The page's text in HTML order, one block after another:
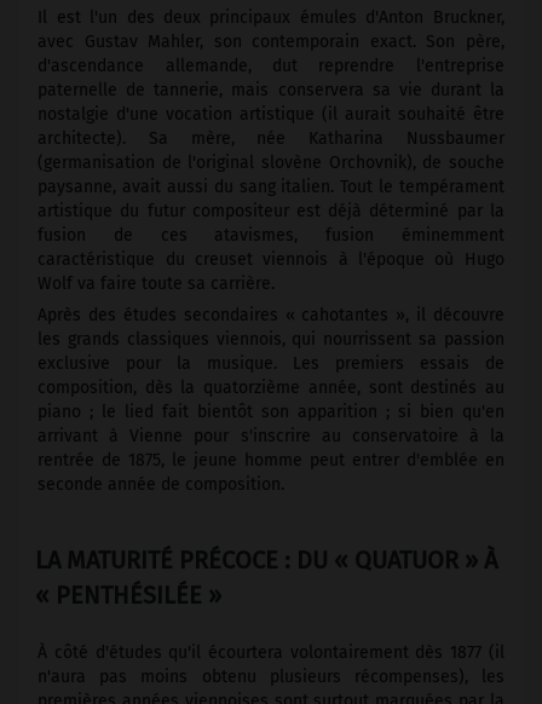
Il est l'un des deux principaux émules d'Anton Bruckner,
avec Gustav Mahler, son contemporain exact. Son père,
d'ascendance allemande, dut reprendre l'entreprise
paternelle de tannerie, mais conservera sa vie durant la
nostalgie d'une vocation artistique (il aurait souhaité être
architecte). Sa mère, née Katharina Nussbaumer
(germanisation de l'original slovène Orchovnik), de souche
paysanne, avait aussi du sang italien. Tout le tempérament
artistique du futur compositeur est déjà déterminé par la
fusion de ces atavismes, fusion éminemment
caractéristique du creuset viennois à l'époque où Hugo
Wolf va faire toute sa carrière.
Après des études secondaires « cahotantes », il découvre
les grands classiques viennois, qui nourrissent sa passion
exclusive pour la musique. Les premiers essais de
composition, dès la quatorzième année, sont destinés au
piano ; le lied fait bientôt son apparition ; si bien qu'en
arrivant à Vienne pour s'inscrire au conservatoire à la
rentrée de 1875, le jeune homme peut entrer d'emblée en
seconde année de composition.
LA MATURITÉ PRÉCOCE : DU « QUATUOR » À
« PENTHÉSILÉE »
À côté d'études qu'il écourtera volontairement dès 1877 (il
n'aura pas moins obtenu plusieurs récompenses), les